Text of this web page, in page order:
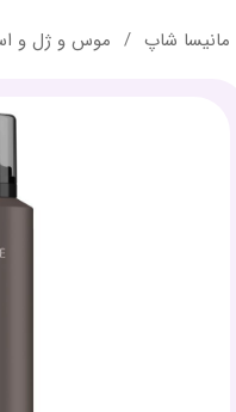
مانیسا شاپ موس و ژل و